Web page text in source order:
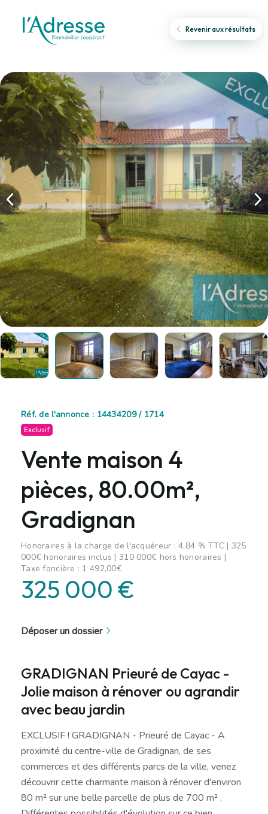
Revenir aux résultats
Réf. de l'annonce : 14434209 / 1714
Exclusif
Vente maison 4
pièces, 80.00m²,
Gradignan
Honoraires à la charge de l'acquéreur : 4,84 % TTC | 325
000€ honoraires inclus | 310 000€ hors honoraires |
Taxe foncière : 1 492,00€
325 000 €
Déposer un dossier
GRADIGNAN Prieuré de Cayac -
Jolie maison à rénover ou agrandir
avec beau jardin
EXCLUSIF ! GRADIGNAN - Prieuré de Cayac - A
proximité du centre-ville de Gradignan, de ses
commerces et des différents parcs de la ville, venez
découvrir cette charmante maison à rénover d'environ
80 m² sur une belle parcelle de plus de 700 m² .